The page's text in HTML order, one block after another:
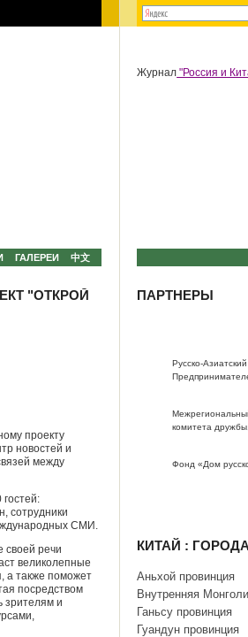
ГАЛЕРЕИ 中文
"ОТКРОЙ
проекту
новостей и
между
сотрудники
СМИ.
речи
великолепные
а также поможет
посредством
зрителям и
Журнал "Россия и
ПАРТНЕРЫ
Русско-
комитета
Фонд «Дом
КИТАЙ :
Аньхой провинция
Внутренняя
Ганьсу провинция
Гуандун провинция